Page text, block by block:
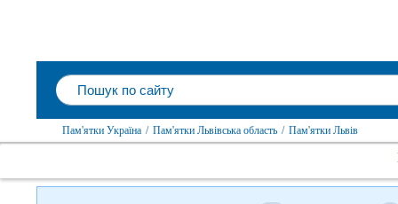
Пам'ятки Україна / Пам'ятки Львівська область / Пам'ятки Львів